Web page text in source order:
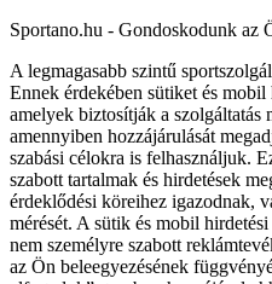
Sportano.hu - Gondoskodunk az
A legmagasabb szintű
Ennek érdekében sütiket és
amelyek biztosítják a szolgáltatás
amennyiben hozzájárulását
szabási célokra is felhasználjuk.
szabott tartalmak és hirdetések
érdeklődési köreihez igazodnak,
mérését. A sütik és mobil
nem személyre szabott
az Ön beleegyezésének